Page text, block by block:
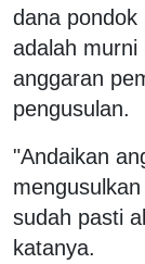
dana pondok
adalah murni
anggaran
pengusulan.
"Andaikan
sudah pasti
katanya.